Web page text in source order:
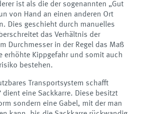
ist als die der sogenannten „Gut
von Hand an einen anderen Ort
Dies geschieht durch manuelles
das Verhältnis der
Durchmesser in der Regel das Maß
erhöhte Kippgefahr und somit auch
bestehen.
Transportsystem schafft
dient eine Sackkarre. Diese besitzt
sondern eine Gabel, mit der man